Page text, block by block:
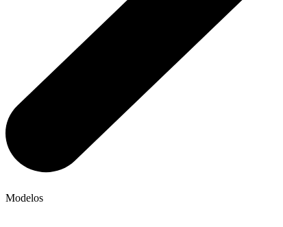
Modelos